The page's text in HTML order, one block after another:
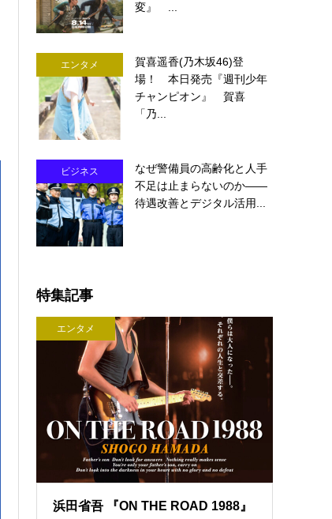
変』 ...
エンタメ
賀喜遥香(乃木坂46)登
場！ 本日発売『週刊少年
チャンピオン』 賀喜
「乃...
ビジネス
なぜ警備員の高齢化と人手
不足は止まらないのか――
待遇改善とデジタル活用...
特集記事
エンタメ
浜田省吾 『ON THE ROAD 1988』